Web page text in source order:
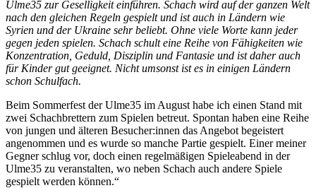
Ulme35 zur Geselligkeit einführen. Schach wird auf der ganzen Welt
nach den gleichen Regeln gespielt und ist auch in Ländern wie
Syrien und der Ukraine sehr beliebt. Ohne viele Worte kann jeder
gegen jeden spielen. Schach schult eine Reihe von Fähigkeiten wie
Konzentration, Geduld, Disziplin und Fantasie und ist daher auch
für Kinder gut geeignet. Nicht umsonst ist es in einigen Ländern
schon Schulfach.
Beim Sommerfest der Ulme35 im August habe ich einen Stand mit
zwei Schachbrettern zum Spielen betreut. Spontan haben eine Reihe
von jungen und älteren Besucher:innen das Angebot begeistert
angenommen und es wurde so manche Partie gespielt. Einer meiner
Gegner schlug vor, doch einen regelmäßigen Spieleabend in der
Ulme35 zu veranstalten, wo neben Schach auch andere Spiele
gespielt werden können.“